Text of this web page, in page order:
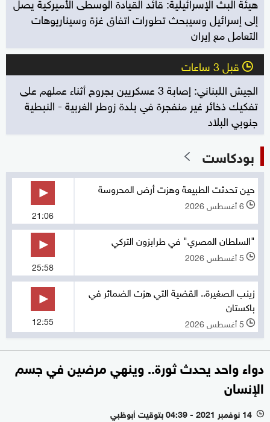
إلى إسرائيل وسيبحث تطورات اتفاق غزة وسيناريوهات
التعامل مع إيران
l قبل 3 ساعات
الجيش اللبناني: إصابة 3 عسكريين بجروح أثناء عملهم على
تفكيك ذخائر غير منفجرة في بلدة زوطر الغربية - النبطية
جنوبي البلاد
بودكاست
حين تحدثت الطبيعة وهزت أرض المحروسة
l 6 أغسطس 2026
21:06
"السلطان المصري" في طرابزون التركي
l 5 أغسطس 2026
25:58
زينب الصغيرة.. القضية التي هزت الضمائر في
باكستان
l 5 أغسطس 2026 12:55
دواء واحد يحدث ثورة.. وينهي مرضين في جسم
الإنسان
l 14 نوفمبر 2021 - 04:39 بتوقيت أبوظبي